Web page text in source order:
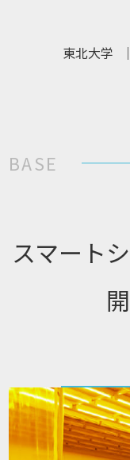
東北大学 ｜
BASE
スマー トシ
開